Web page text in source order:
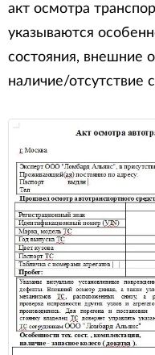
акт осмотра
указываются
состояния, внешние
наличие/отсутствие